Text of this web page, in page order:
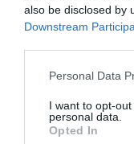
also be disclosed by
Downstream
Personal Data
I want to opt-
personal data.
Opted In
por Hispanidad
Artículos anteriores
DIARIO DE
Diario de la
Oír se